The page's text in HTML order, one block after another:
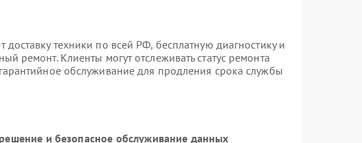
техники по всей РФ, бесплатную диагностику и
ремонт. Клиенты могут отслеживать статус ремонта
обслуживание для продления срока службы
и безопасное обслуживание данных